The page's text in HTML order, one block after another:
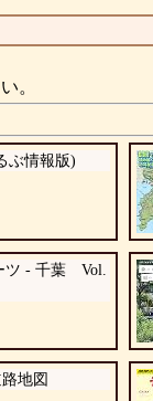
。
ぶ情報版)
ツ - 千葉 Vol.
地図